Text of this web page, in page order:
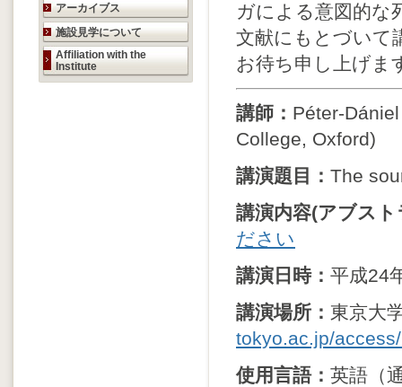
アーカイブス
施設見学について
Affiliation with the
Institute
ガによる意図的な
文献にもとづいて
お待ち申し上げま
講師： Péter-
College, Oxford)
講演題目： The
講演内容(アブス
ださい
講演日時： 平成24
講演場所： 東京大
tokyo.ac.jp/
使用言語： 英語（